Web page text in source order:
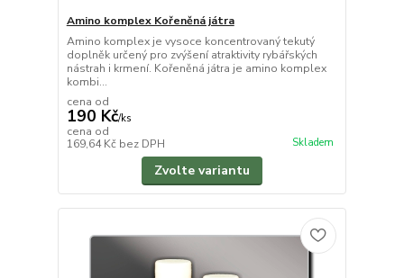
Amino komplex Kořeněná játra
Amino komplex je vysoce koncentrovaný tekutý
doplněk určený pro zvýšení atraktivity rybářských
nástrah i krmení. Kořeněná játra je amino komplex
kombi...
cena od
190 Kč/ks
cena od
169,64 Kč bez DPH Skladem
Zvolte variantu